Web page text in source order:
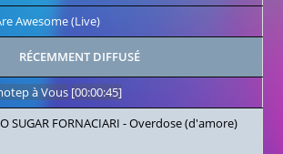
Awesome (Live)
RÉCEMMENT DIFFUSÉ
à Vous [00:00:45]
SUGAR FORNACIARI -Overdose (d'amore)